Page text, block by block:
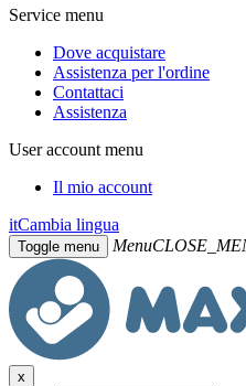
Service menu
Dove acquistare
Assistenza per l'ordine
Contattaci
Assistenza
User account menu
Il mio account
itCambia lingua
Toggle menu Menu
x